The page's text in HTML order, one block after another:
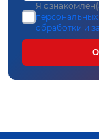
Я
обработки и